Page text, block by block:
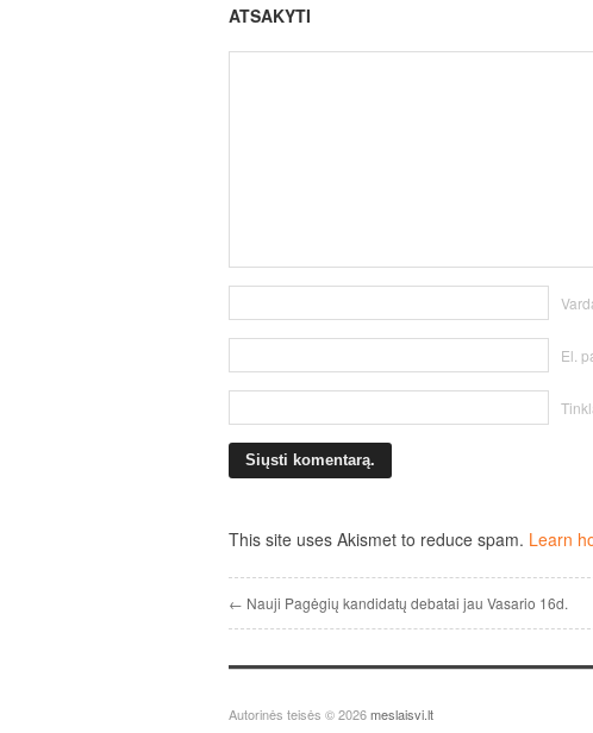
ATSAKYTI
El.
This site uses Akismet to reduce spam. Learn
← Nauji Pagėgių kandidatų debatai jau Vasario 16d.
Autorinės teisės © 2026meslaisvi.lt